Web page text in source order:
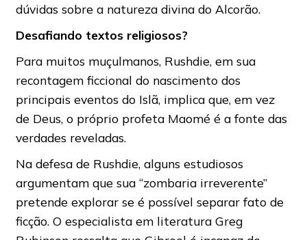
dúvidas sobre a natureza divina do Alcorão.
Desafiando textos religiosos?
Para muitos muçulmanos, Rushdie, em sua
recontagem ficcional do nascimento dos
principais eventos do Islã, implica que, em vez
de Deus, o próprio profeta Maomé é a fonte das
verdades reveladas.
Na defesa de Rushdie, alguns estudiosos
argumentam que sua “zombaria irreverente”
pretende explorar se é possível separar fato de
ficção. O especialista em literatura Greg